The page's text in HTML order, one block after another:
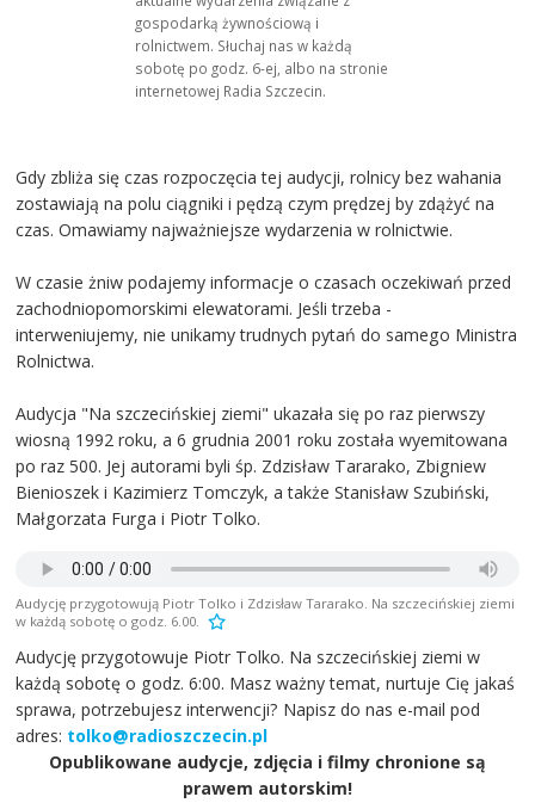
gospodarką żywnościową i
rolnictwem. Słuchaj nas w każdą
sobotę po godz. 6-ej, albo na stronie
internetowej Radia Szczecin.
Gdy zbliża się czas rozpoczęcia tej audycji, rolnicy bez wahania
zostawiają na polu ciągniki i pędzą czym prędzej by zdążyć na
czas. Omawiamy najważniejsze wydarzenia w rolnictwie.
W czasie żniw podajemy informacje o czasach oczekiwań przed
zachodniopomorskimi elewatorami. Jeśli trzeba -
interweniujemy, nie unikamy trudnych pytań do samego Ministra
Rolnictwa.
Audycja "Na szczecińskiej ziemi" ukazała się po raz pierwszy
wiosną 1992 roku, a 6 grudnia 2001 roku została wyemitowana
po raz 500. Jej autorami byli śp. Zdzisław Tararako, Zbigniew
Bienioszek i Kazimierz Tomczyk, a także Stanisław Szubiński,
Małgorzata Furga i Piotr Tolko.
Audycję przygotowują Piotr Tolko i Zdzisław Tararako. Na szczecińskiej ziemi
w każdą sobotę o godz. 6.00.
Audycję przygotowuje Piotr Tolko. Na szczecińskiej ziemi w
każdą sobotę o godz. 6:00. Masz ważny temat, nurtuje Cię jakaś
sprawa, potrzebujesz interwencji? Napisz do nas e-mail pod
adres: tolko@radioszczecin.pl
Opublikowane audycje, zdjęcia i filmy chronione są
prawem autorskim!